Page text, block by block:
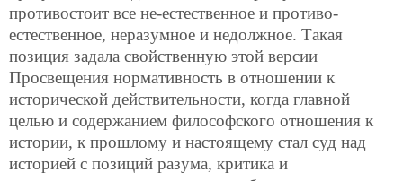
противостоит все не-естественное и противо-
естественное, неразумное и недолжное. Такая
позиция задала свойственную этой версии
Просвещения нормативность в отношении к
исторической действительности, когда главной
целью и содержанием философского отношения к
истории, к прошлому и настоящему стал суд над
историей с позиций разума, критика и